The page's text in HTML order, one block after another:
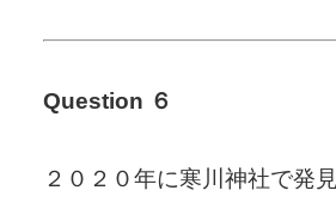
Question ６
２０２０年に寒川神社で発